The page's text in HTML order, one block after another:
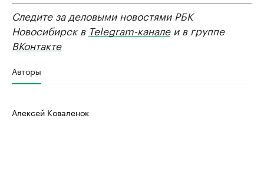
Следите за деловыми новостями РБК
Новосибирск в Telegram-каналеи в группе
ВКонтакте
Авторы
Алексей Коваленок